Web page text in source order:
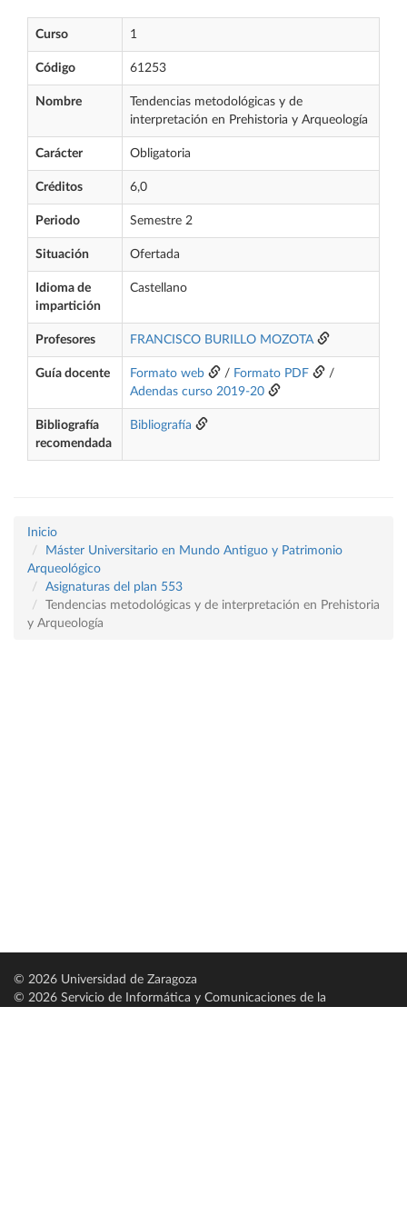
Curso 1
Código 61253
Nombre
Tendencias metodológicas y de
interpretación en Prehistoria y Arqueología
Carácter Obligatoria
Créditos 6,0
Periodo Semestre 2
Situación Ofertada
Idioma de
impartición
Castellano
Profesores FRANCISCO BURILLO MOZOTA
Guía docente Formato web / Formato PDF
/
Adendas curso 2019-20
Bibliografía
recomendada
Bibliografía
Inicio
Máster Universitario en Mundo Antiguo y Patrimonio
Arqueológico
Asignaturas del plan 553
Tendencias metodológicas y de interpretación en Prehistoria
y Arqueología
© 2026 Universidad de Zaragoza
© 2026 Servicio de Informática y Comunicaciones de la